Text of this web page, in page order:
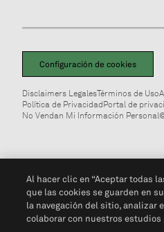
Configuración de cookies
Disclaimers LegalesTérminos de Uso
Política de PrivacidadPortal de
No Vendan Mi Información Personal
Al hacer clic en “Aceptar todas
que las cookies se guarden en
la navegación del sitio, analizar
colaborar con nuestros estudios